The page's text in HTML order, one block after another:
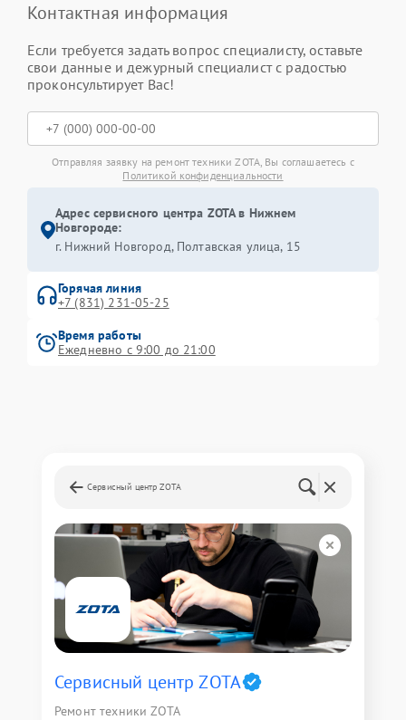
Контактная информация
Если требуется задать вопрос специалисту, оставьте
свои данные и дежурный специалист с радостью
проконсультирует Вас!
Отправляя заявку на ремонт техники ZOTA, Вы соглашаетесь с
Политикой конфиденциальности
Адрес сервисного центра ZOTA в Нижнем
Новгороде:
г. Нижний Новгород, Полтавская улица, 15
Горячая линия
+7 (831) 231-05-25
Время работы
Ежедневно с 9:00 до 21:00
Сервисный центр ZOTA
Сервисный центр ZOTA
Ремонт техники ZOTA